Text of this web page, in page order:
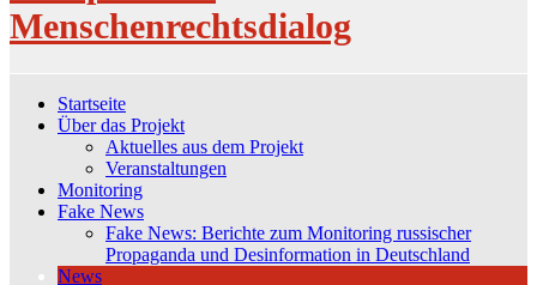
Menschenrechtsdialog
Startseite
Über das Projekt
Aktuelles aus dem Projekt
Veranstaltungen
Monitoring
Fake News
Fake News: Berichte zum Monitoring russischer
Propaganda und Desinformation in Deutschland
News